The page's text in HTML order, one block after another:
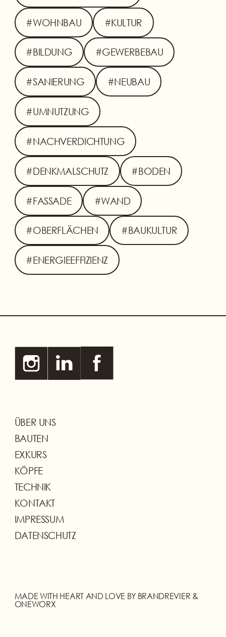
#WOHNBAU #KULTUR
#BILDUNG #GEWERBEBAU
#SANIERUNG #NEUBAU
#UMNUTZUNG
#NACHVERDICHTUNG
#DENKMALSCHUTZ #BODEN
#FASSADE #WAND
#OBERFLÄCHEN #BAUKULTUR
#ENERGIEEFFIZIENZ
ÜBER UNS
BAUTEN
EXKURS
KÖPFE
TECHNIK
KONTAKT
IMPRESSUM
DATENSCHUTZ
MADE WITH HEART AND LOVE BY BRANDREVIER &
ONEWORX